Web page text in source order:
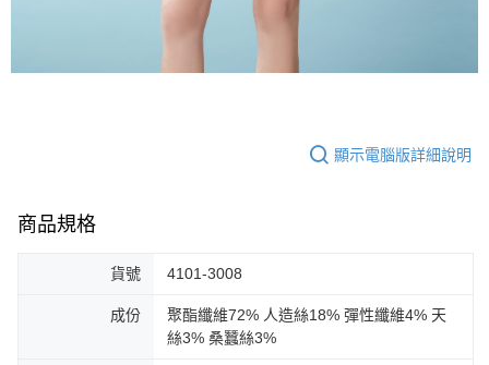
顯示電腦版詳細說明
商品規格
貨號 4101-3008
成份
聚酯纖維72% 人造絲18% 彈性纖維4% 天
絲3% 桑蠶絲3%